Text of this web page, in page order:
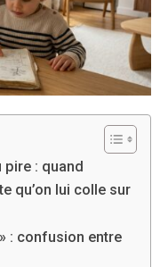
pire : quand
qu’on lui colle sur
: confusion entre